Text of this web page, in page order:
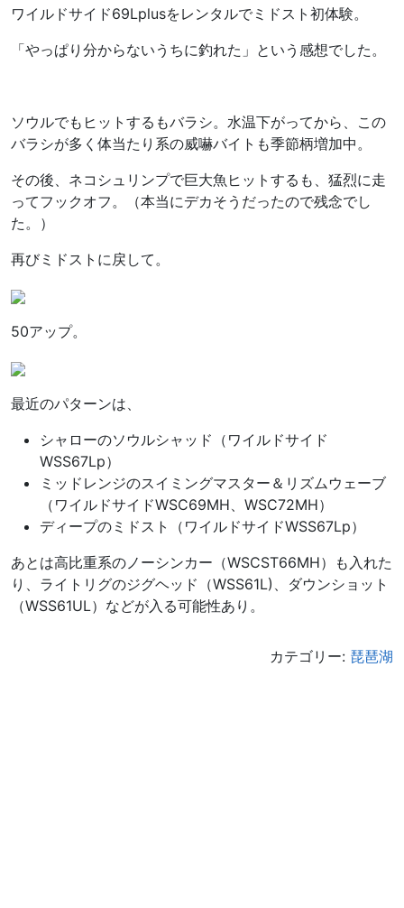
ワイルドサイド69Lplusをレンタルでミドスト初体験。
「やっぱり分からないうちに釣れた」という感想でした。
ソウルでもヒットするもバラシ。水温下がってから、この
バラシが多く体当たり系の威嚇バイトも季節柄増加中。
その後、ネコシュリンプで巨大魚ヒットするも、猛烈に走
ってフックオフ。（本当にデカそうだったので残念でし
た。）
再びミドストに戻して。
50アップ。
最近のパターンは、
シャローのソウルシャッド（ワイルドサイド
WSS67Lp）
ミッドレンジのスイミングマスター＆リズムウェーブ
（ワイルドサイドWSC69MH、WSC72MH）
ディープのミドスト（ワイルドサイドWSS67Lp）
あとは高比重系のノーシンカー（WSCST66MH）も入れた
り、ライトリグのジグヘッド（WSS61L)、ダウンショット
（WSS61UL）などが入る可能性あり。
カテゴリー: 琵琶湖